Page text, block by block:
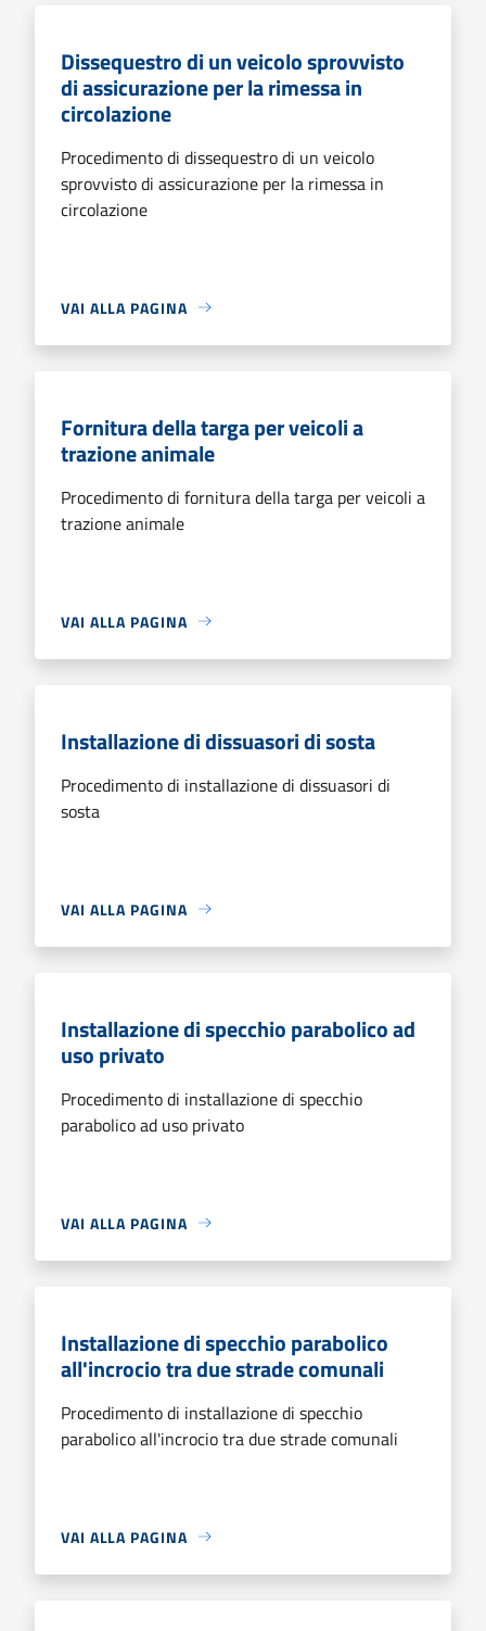
Dissequestro di un veicolo sprovvisto
di assicurazione per la rimessa in
circolazione
Procedimento di dissequestro di un veicolo
sprovvisto di assicurazione per la rimessa in
circolazione
VAI ALLA PAGINA
Fornitura della targa per veicoli a
trazione animale
Procedimento di fornitura della targa per veicoli a
trazione animale
VAI ALLA PAGINA
Installazione di dissuasori di sosta
Procedimento di installazione di dissuasori di
sosta
VAI ALLA PAGINA
Installazione di specchio parabolico ad
uso privato
Procedimento di installazione di specchio
parabolico ad uso privato
VAI ALLA PAGINA
Installazione di specchio parabolico
all'incrocio tra due strade comunali
Procedimento di installazione di specchio
parabolico all'incrocio tra due strade comunali
VAI ALLA PAGINA